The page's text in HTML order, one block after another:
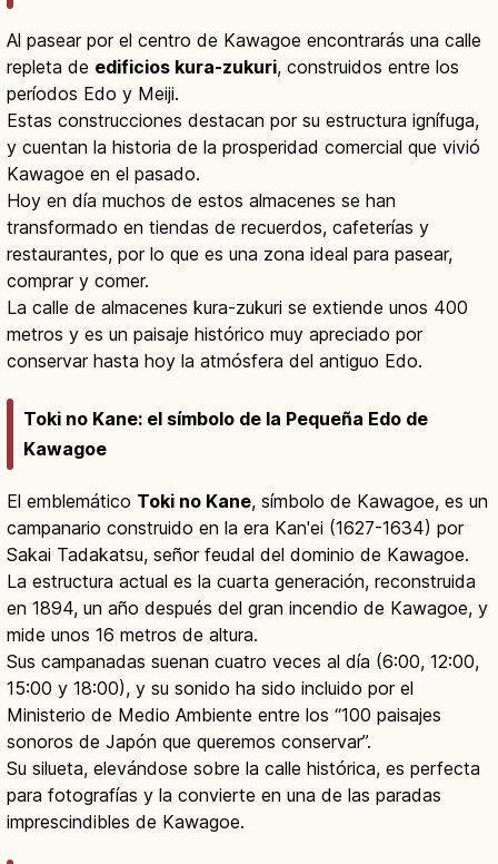
Al pasear por el centro de Kawagoe encontrarás una calle
repleta de edificios kura-zukuri, construidos entre los
períodos Edo y Meiji.
Estas construcciones destacan por su estructura ignífuga,
y cuentan la historia de la prosperidad comercial que vivió
Kawagoe en el pasado.
Hoy en día muchos de estos almacenes se han
transformado en tiendas de recuerdos, cafeterías y
restaurantes, por lo que es una zona ideal para pasear,
comprar y comer.
La calle de almacenes kura-zukuri se extiende unos 400
metros y es un paisaje histórico muy apreciado por
conservar hasta hoy la atmósfera del antiguo Edo.
Toki no Kane: el símbolo de la Pequeña Edo de
Kawagoe
El emblemático Toki no Kane, símbolo de Kawagoe, es un
campanario construido en la era Kan'ei (1627-1634) por
Sakai Tadakatsu, señor feudal del dominio de Kawagoe.
La estructura actual es la cuarta generación, reconstruida
en 1894, un año después del gran incendio de Kawagoe, y
mide unos 16 metros de altura.
Sus campanadas suenan cuatro veces al día (6:00, 12:00,
15:00 y 18:00), y su sonido ha sido incluido por el
Ministerio de Medio Ambiente entre los “100 paisajes
sonoros de Japón que queremos conservar”.
Su silueta, elevándose sobre la calle histórica, es perfecta
para fotografías y la convierte en una de las paradas
imprescindibles de Kawagoe.